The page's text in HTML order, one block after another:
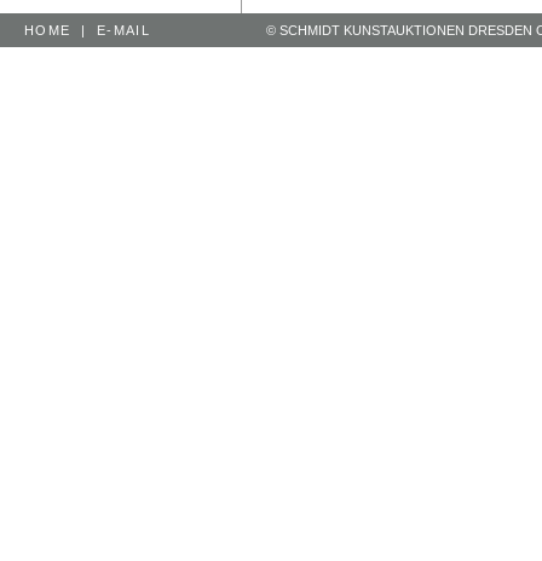
HOME | E-MAIL © SCHMIDT KUNSTAUKTIONEN DRESDEN